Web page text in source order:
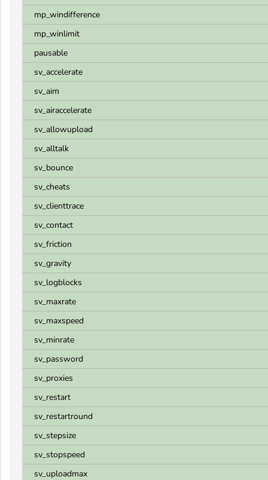
mp_windifference
mp_winlimit
pausable
sv_accelerate
sv_aim
sv_airaccelerate
sv_allowupload
sv_alltalk
sv_bounce
sv_cheats
sv_clienttrace
sv_contact
sv_friction
sv_gravity
sv_logblocks
sv_maxrate
sv_maxspeed
sv_minrate
sv_password
sv_proxies
sv_restart
sv_restartround
sv_stepsize
sv_stopspeed
sv_uploadmax